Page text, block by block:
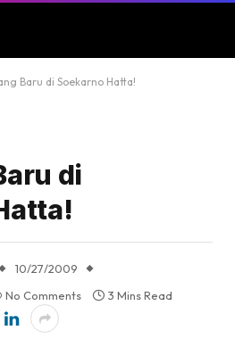
Baru di Soekarno Hatta!
di
10/27/2009
No Comments
3 Mins Read